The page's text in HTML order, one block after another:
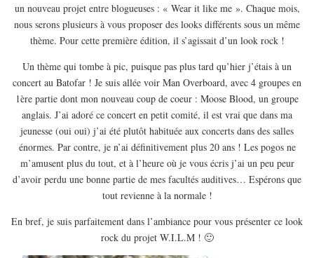
GRÈCE
HONGRIE
PAYS BAS
RÉPUBLIQUE TCHÈQUE
OCÉANIE
AUSTRALIE
ARTICLES PRATIQUES
YOGA
AUTRES CATÉGORIES
un nouveau projet entre blogueuses : « Wear it like me ». Chaque mois,
nous serons plusieurs à vous proposer des looks différents sous un même
thème. Pour cette première édition, il s’agissait d’un look rock !
Un thème qui tombe à pic, puisque pas plus tard qu’hier j’étais à un
concert au Batofar ! Je suis allée voir Man Overboard, avec 4 groupes en
1ère partie dont mon nouveau coup de coeur : Moose Blood, un groupe
anglais. J’ai adoré ce concert en petit comité, il est vrai que dans ma
jeunesse (oui oui) j’ai été plutôt habituée aux concerts dans des salles
énormes. Par contre, je n’ai définitivement plus 20 ans ! Les pogos ne
m’amusent plus du tout, et à l’heure où je vous écris j’ai un peu peur
d’avoir perdu une bonne partie de mes facultés auditives… Espérons que
tout revienne à la normale !
En bref, je suis parfaitement dans l’ambiance pour vous présenter ce look
rock du projet W.I.L.M ! 🙂